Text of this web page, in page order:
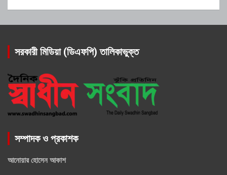
সরকারী মিডিয়া (ডিএফপি) তালিকাভুক্ত
সম্পাদক ও প্রকাশক
আনোয়ার হোসেন আকাশ